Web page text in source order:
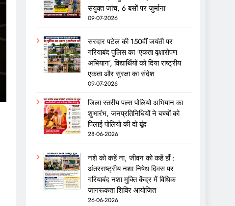
संयुक्त जांच, 6 बसों पर जुर्माना
09-07-2026
सरदार पटेल की 150वीं जयंती पर
गरियाबंद पुलिस का ‘एकता वृक्षारोपण
अभियान’, विद्यार्थियों को दिया राष्ट्रीय
एकता और सुरक्षा का संदेश
09-07-2026
जिला स्तरीय पल्स पोलियो अभियान का
शुभारंभ, जनप्रतिनिधियों ने बच्चों को
पिलाई पोलियो की दो बूंद
28-06-2026
नशे को कहें ना, जीवन को कहें हाँ :
अंतरराष्ट्रीय नशा निषेध दिवस पर
गरियाबंद नशा मुक्ति केंद्र में विधिक
जागरूकता शिविर आयोजित
26-06-2026